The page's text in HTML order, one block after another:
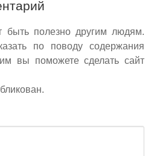
полезно другим людям.
по поводу содержания
вы поможете сделать сайт